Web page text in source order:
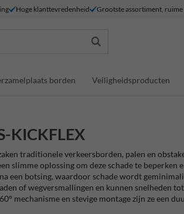
Hoge klanttevredenheid Grootste assortiment,
borden Veiligheidsproducten
KICKFLEX
traditionele verkeersborden, palen en
slimme oplossing om deze schade te
een botsing, waardoor schade wordt
of wegversmallingen en kunnen snelheden
mechanisme en stevige montage zijn ze een